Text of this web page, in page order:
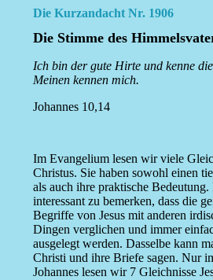
Die Kurzandacht Nr. 1906
Die Stimme des
Ich bin der gute Hirte und kenne
Meinen kennen mich.
Johannes 10,14
Im Evangelium lesen wir viele
Christus. Sie haben sowohl einen
als auch ihre praktische Bedeutung.
interessant zu bemerken, dass die
Begriffe von Jesus mit anderen
Dingen verglichen und immer
ausgelegt werden. Dasselbe kann
Christi und ihre Briefe sagen. Nur
Johannes lesen wir 7 Gleichnisse